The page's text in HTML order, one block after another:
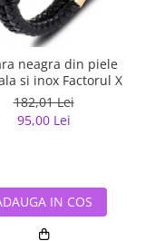
neagra din piele
si inox Factorul X
182,01 Lei
95,00 Lei
IN COS